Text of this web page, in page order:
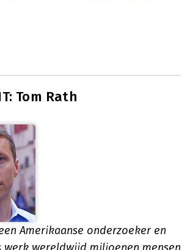
Tom Rath
Amerikaanse onderzoeker en